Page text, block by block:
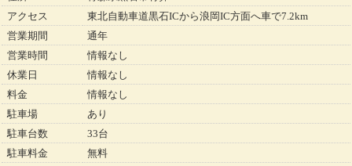
アクセス
東北自動車道黒石ICから浪岡IC方面へ車で7.2km
営業期間
通年
営業時間
情報なし
休業日
情報なし
料金
情報なし
駐車場
あり
駐車台数
33台
駐車料金
無料